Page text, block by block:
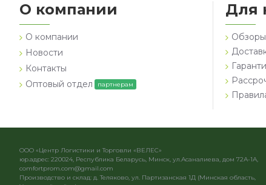
О компании
О компании
Новости
Контакты
Оптовый отдел
партнерам
Для
ООО «Центр Логистики и Торговли «ВЕЛЕС»
юр.адрес: 220024, Республика Беларусь, Минск, ул.Асаналиева, дом 72А-1А,
comfortprom.com@gmail.com
Производство и склад: д. Теляково, ул. Партизанская 1Д (Минская область,